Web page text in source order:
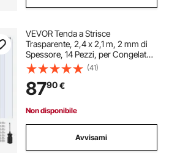
VEVOR Tenda a Strisce
Trasparente, 2,4 x 2,1 m, 2 mm di
Spessore, 14 Pezzi, per Congelatori
e Refrigeratori, Strisce Lisce in
Plastica Impermeabile per Porte di
Magazzini, Congelatori e Garage
(41)
8790€
Non disponibile
Avvisami